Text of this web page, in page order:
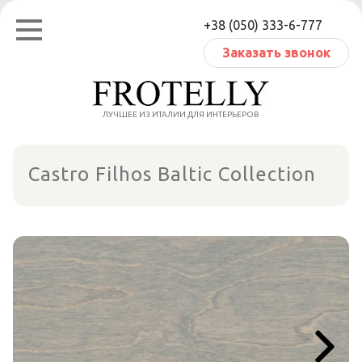
Перейти
содержанию
+38 (050) 333-6-777
Заказать звонок
ЛУЧШЕЕ ИЗ ИТАЛИИ ДЛЯ ИНТЕРЬЕРОВ
Castro Filhos Baltic Collection